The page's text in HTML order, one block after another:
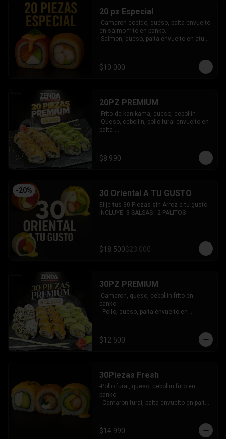
20 pz Especial
-Camaron cocido, queso, palta envuelto
en salmo frito en panko.
-Salmon, queso, palta envuelto en atun
$10.000
20PZ PREMIUM
-Frito de kanikama, queso, cebollín
-Queso, cebollín, pollo furai envuelto en
palta.
$8.990
-20% 30 Oriental A TU GUSTO
Elije tus 30 Piezas sin Arroz a tu gusto.
INCLUYE: 3 SALSAS - 2 PALITOS
$18.500$23.000
30PZ PREMIUM
-Camaron, queso, cebollin frito en
panko.
- Pollo, queso, palta envuelto en
palta.
INCLUYE: 3 SALSAS - 2 PALITOS
$12.500
30Piezas Fresh
-Pollo furai, queso, cebollin frito en
panko.
- Camaron furai, palta envuelto en palta
queso y mango, bañado en salsa de
maracuya.
$14.990